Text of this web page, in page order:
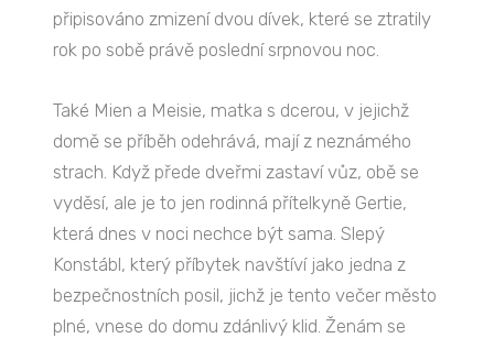
připisováno zmizení dvou dívek, které se ztratily
rok po sobě právě poslední srpnovou noc.
Také Mien a Meisie, matka s dcerou, v jejichž
domě se příběh odehrává, mají z neznámého
strach. Když přede dveřmi zastaví vůz, obě se
vyděsí, ale je to jen rodinná přítelkyně Gertie,
která dnes v noci nechce být sama. Slepý
Konstábl, který příbytek navštíví jako jedna z
bezpečnostních posil, jichž je tento večer město
plné, vnese do domu zdánlivý klid. Ženám se